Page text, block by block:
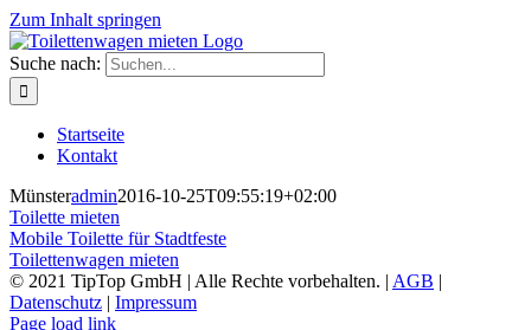
Zum Inhalt springen
Suche nach:
Startseite
Kontakt
Münsteradmin2016-10-25T09:55:19+02:00
Toilette mieten
Mobile Toilette für Stadtfeste
Toilettenwagen mieten
© 2021 TipTop GmbH | Alle Rechte vorbehalten. | AGB |
Datenschutz | Impressum
Page load link